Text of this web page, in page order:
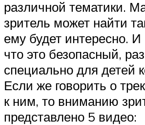
различной тематики.
зритель может найти
ему будет интересно. И
что это безопасный,
специально для детей
Если же говорить о
к ним, то вниманию
представлено 5 видео: